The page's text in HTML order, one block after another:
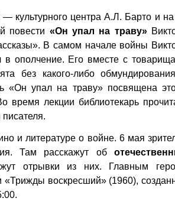
— культурного центра А.Л. Барто и
повести «Он упал на траву»
В самом начале войны
в ополчение. Его вместе с
без какого-либо
«Он упал на траву» посвящена
лекции библиотекарь
и литературе о войне. 6 мая
Там расскажут об
отрывки из них. Главным
«Трижды воскресший» (1960),